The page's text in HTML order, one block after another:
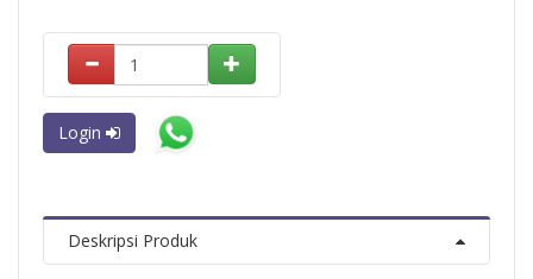
Login
Deskripsi Produk